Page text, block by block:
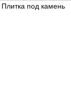
Плитка под камень